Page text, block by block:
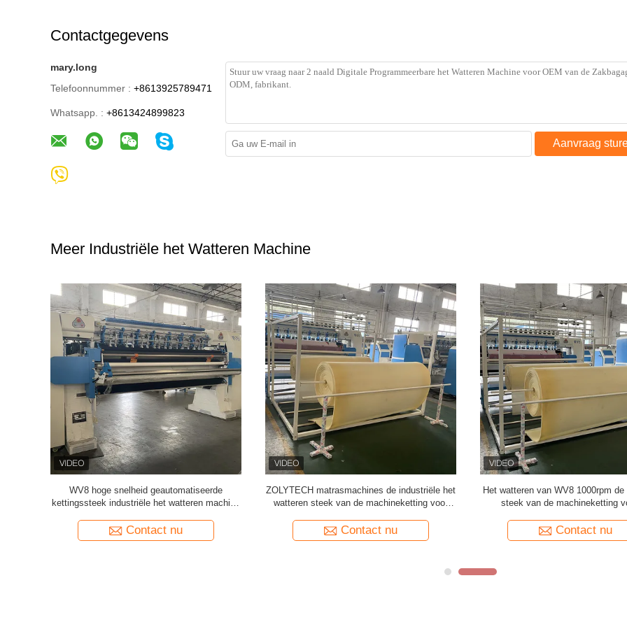
Contactgegevens
mary.long
Telefoonnummer : +8613925789471
Whatsapp. : +8613424899823
Aanvraag
Meer Industriële het Watteren Machine
WV8 hoge snelheid geautomatiseerde
kettingssteek industriële het watteren machine
Contact nu
ZOLYTECH matrasmachines de industriële het
watteren steek van de machineketting voor
Contact nu
Het watteren van WV8 1000rpm
steek van de machineketting
Contact nu